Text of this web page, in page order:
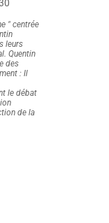
" centrée
leurs
Quentin
des
: Il
le débat
de la